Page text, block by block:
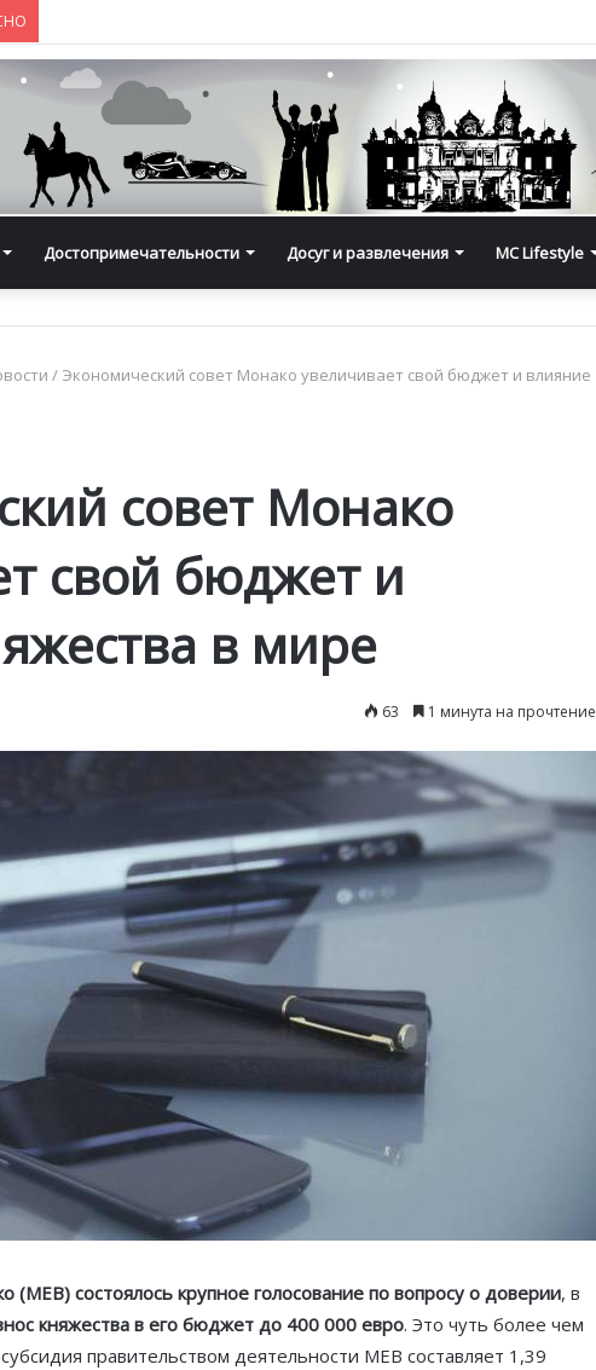
Достопримечательности Досуг и развлечения MC Lifestyle
/ Экономический совет Монако увеличивает свой бюджет и влияние
совет Монако
свой бюджет и
в мире
63 1 минута на прочтение
(MEB) состоялось крупное голосование по вопросу о доверии, в
княжества в его бюджет до 400 000 евро. Это чуть более чем
правительством деятельности MEB составляет 1,39